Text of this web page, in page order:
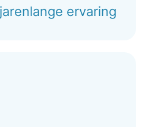
ervaring